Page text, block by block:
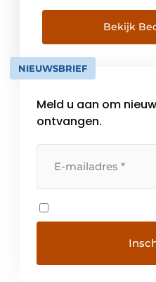
we onze klanten:
installatie materialen
vloerverwarming,
Magazijn en kantoren
optimale service. […]
Bekijk
NIEUWSBRIEF
Meld u aan om
ontvangen.